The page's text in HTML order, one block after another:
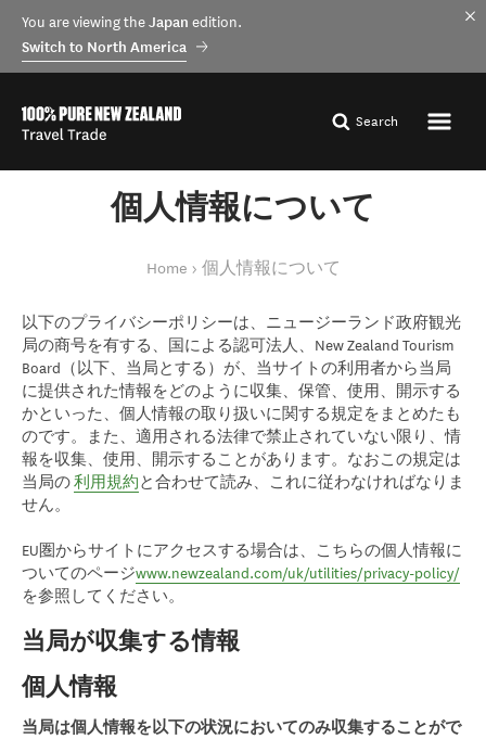
You are viewing theJapan edition.
Switch to North America
Search
個人情報について
Home 個人情報について
以下のプライバシーポリシーは、ニュージーランド政府観光
局の商号を有する、国による認可法人、New Zealand Tourism
Board（以下、当局とする）が、当サイトの利用者から当局
に提供された情報をどのように収集、保管、使用、開示する
かといった、個人情報の取り扱いに関する規定をまとめたも
のです。また、適用される法律で禁止されていない限り、情
報を収集、使用、開示することがあります。なおこの規定は
当局の利用規約と合わせて読み、これに従わなければなりま
せん。
EU圏からサイトにアクセスする場合は、こちらの個人情報に
ついてのページwww.newzealand.com/uk/utilities/privacy-policy/
を参照してください。
当局が収集する情報
個人情報
当局は個人情報を以下の状況においてのみ収集することがで